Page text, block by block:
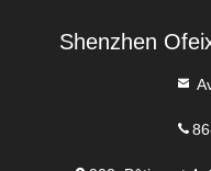
Shenzhen